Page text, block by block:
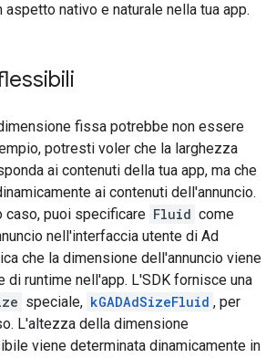
aspetto nativo e naturale nella tua app.
fissa potrebbe non essere
potresti voler che la larghezza
ai contenuti della tua app, ma che
ai contenuti dell'annuncio.
caso, puoi specificare Fluid come
nell'interfaccia utente di Ad
che la dimensione dell'annuncio viene
di runtime nell'app. L'SDK fornisce una
speciale, kGADAdSizeFluid , per
L'altezza della dimensione
viene determinata dinamicamente in